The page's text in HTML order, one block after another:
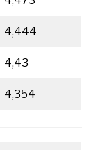
4,444
4,43
4,354